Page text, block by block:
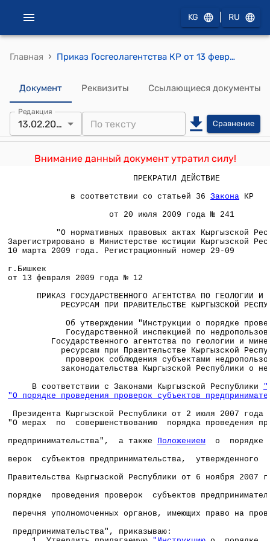
KG RU
Главная › Приказ Госгеолагентства КР от 13 февраля 2009 года № 12 "Об утверждении "Инструкции о порядке проведения Государственной инспекцией по недропользованию Государственного агентства по геологии и минеральным ресурсам при Правительстве Кыргызской Республики проверок соблюдения субъектами недропользования законодательства Кыргызской Республики о недрах"
Документ Реквизиты Ссылающиеся документы
Редакция
13.02.2009 Сравнение
Внимание данный документ утратил силу!